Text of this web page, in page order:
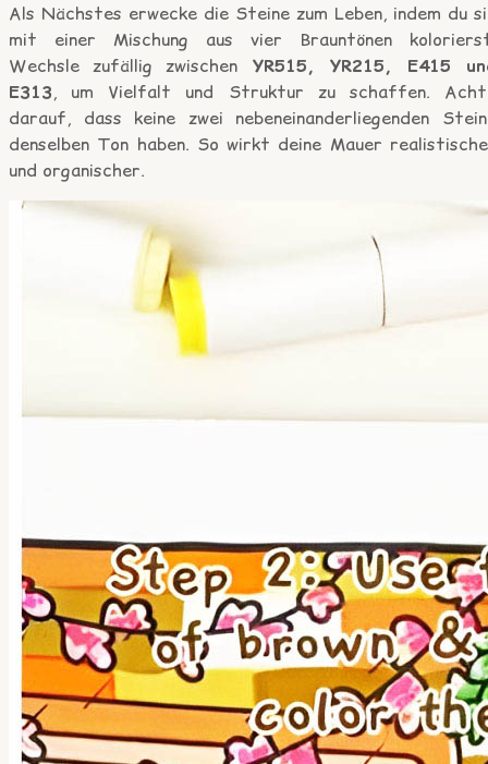
Als Nächstes erwecke die Steine zum Leben, indem du
mit einer Mischung aus vier Brauntönen
Wechsle zufällig zwischen YR515, YR215, E415
E313, um Vielfalt und Struktur zu schaffen.
darauf, dass keine zwei nebeneinanderliegenden
denselben Ton haben. So wirkt deine Mauer
und organischer.